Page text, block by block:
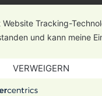
Website Tracking-
und kann meine
VERWEIGERN